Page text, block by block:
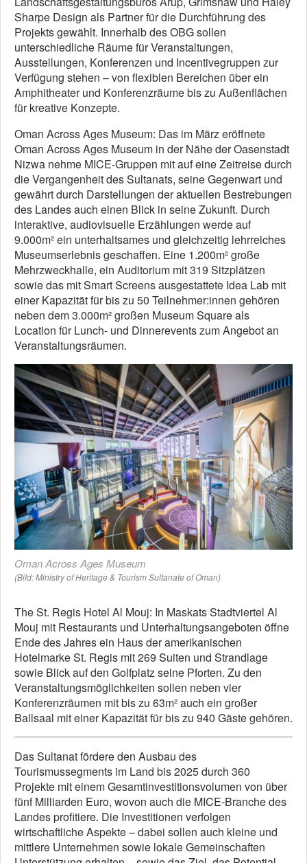
Sharpe Design als Partner für die Durchführung des
Projekts gewählt. Innerhalb des OBG sollen
unterschiedliche Räume für Veranstaltungen,
Ausstellungen, Konferenzen und Incentivegruppen zur
Verfügung stehen – von flexiblen Bereichen über ein
Amphitheater und Konferenzräume bis zu Außenflächen
für kreative Konzepte.
Oman Across Ages Museum: Das im März eröffnete
Oman Across Ages Museum in der Nähe der Oasenstadt
Nizwa nehme MICE-Gruppen mit auf eine Zeitreise durch
die Vergangenheit des Sultanats, seine Gegenwart und
gewährt durch Darstellungen der aktuellen Bestrebungen
des Landes auch einen Blick in seine Zukunft. Durch
interaktive, audiovisuelle Erzählungen werde auf
9.000m² ein unterhaltsames und gleichzeitig lehrreiches
Museumserlebnis geschaffen. Eine 1.200m² große
Mehrzweckhalle, ein Auditorium mit 319 Sitzplätzen
sowie das mit Smart Screens ausgestattete Idea Lab mit
einer Kapazität für bis zu 50 Teilnehmer:innen gehören
neben dem 3.000m² großen Museum Square als
Location für Lunch- und Dinnerevents zum Angebot an
Veranstaltungsräumen.
Oman Across Ages Museum
(Bild: Ministry of Heritage & Tourism Sultanate of Oman)
The St. Regis Hotel Al Mouj: In Maskats Stadtviertel Al
Mouj mit Restaurants und Unterhaltungsangeboten öffne
Ende des Jahres ein Haus der amerikanischen
Hotelmarke St. Regis mit 269 Suiten und Strandlage
sowie Blick auf den Golfplatz seine Pforten. Zu den
Veranstaltungsmöglichkeiten sollen neben vier
Konferenzräumen mit bis zu 63m² auch ein großer
Ballsaal mit einer Kapazität für bis zu 940 Gäste gehören.
Das Sultanat fördere den Ausbau des
Tourismussegments im Land bis 2025 durch 360
Projekte mit einem Gesamtinvestitionsvolumen von über
fünf Milliarden Euro, wovon auch die MICE-Branche des
Landes profitiere. Die Investitionen verfolgen
wirtschaftliche Aspekte – dabei sollen auch kleine und
mittlere Unternehmen sowie lokale Gemeinschaften